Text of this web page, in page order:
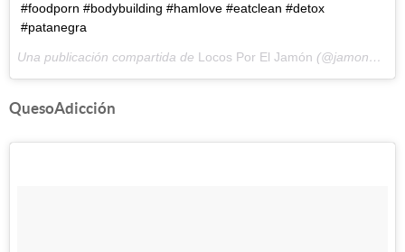
#foodporn #bodybuilding #hamlove #eatclean #detox
#patanegra
Una publicación compartida de Locos Por El Jamón (@jamonadiccion) el
QuesoAdicción